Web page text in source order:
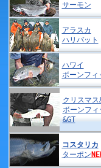
サーモン
アラスカ
ハリバット
ハワイ
ボーンフィ
クリスマス
ボーンフィ
&GT
コスタリカ
ターポン